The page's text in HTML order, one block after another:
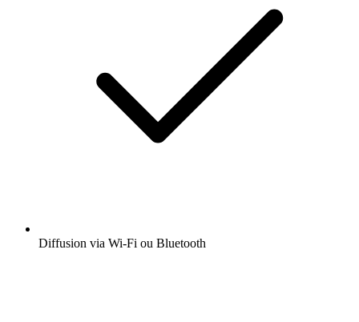
Diffusion via Wi-Fi ou Bluetooth